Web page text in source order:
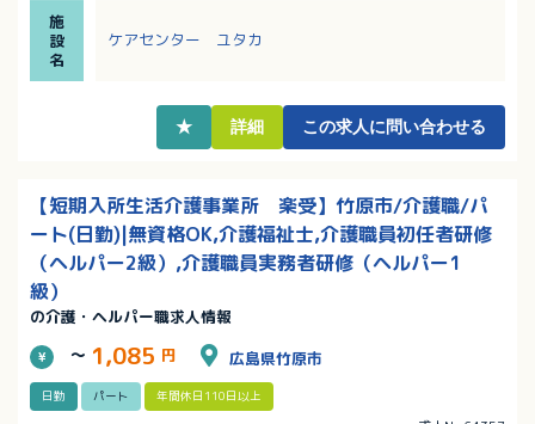
施
設
名
ケアセンター ユタカ
★ 詳細 この求人に問い合わせる
【短期入所生活介護事業所 楽受】竹原市/介護職/パ
ート(日勤)|無資格OK,介護福祉士,介護職員初任者研修
（ヘルパー2級）,介護職員実務者研修（ヘルパー1
級）
の介護・ヘルパー職求人情報
～ 1,085 円 広島県竹原市
日勤 パート 年間休日110日以上